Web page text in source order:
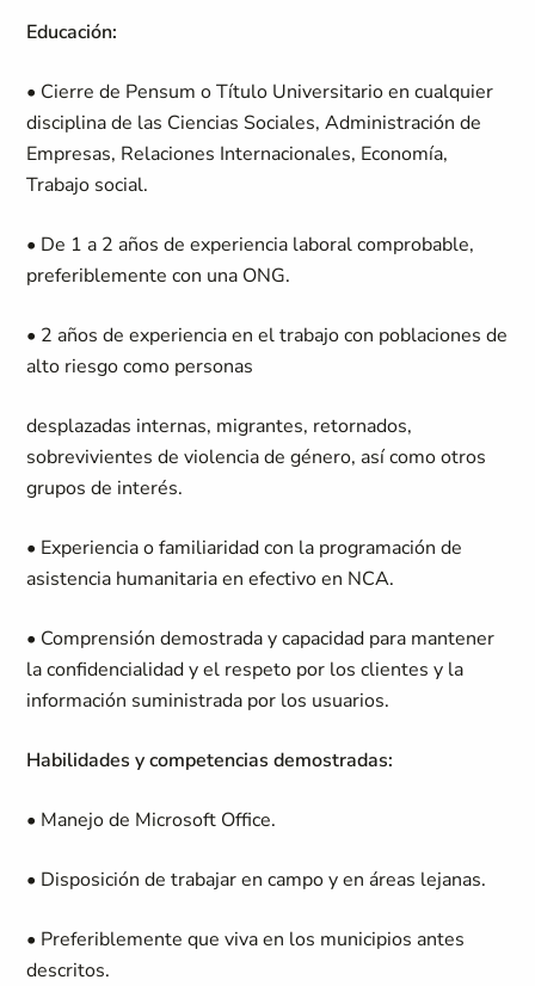
Educación:
• Cierre de Pensum o Título Universitario en cualquier
disciplina de las Ciencias Sociales, Administración de
Empresas, Relaciones Internacionales, Economía,
Trabajo social.
• De 1 a 2 años de experiencia laboral comprobable,
preferiblemente con una ONG.
• 2 años de experiencia en el trabajo con poblaciones de
alto riesgo como personas
desplazadas internas, migrantes, retornados,
sobrevivientes de violencia de género, así como otros
grupos de interés.
• Experiencia o familiaridad con la programación de
asistencia humanitaria en efectivo en NCA.
• Comprensión demostrada y capacidad para mantener
la confidencialidad y el respeto por los clientes y la
información suministrada por los usuarios.
Habilidades y competencias demostradas:
• Manejo de Microsoft Office.
• Disposición de trabajar en campo y en áreas lejanas.
• Preferiblemente que viva en los municipios antes
descritos.